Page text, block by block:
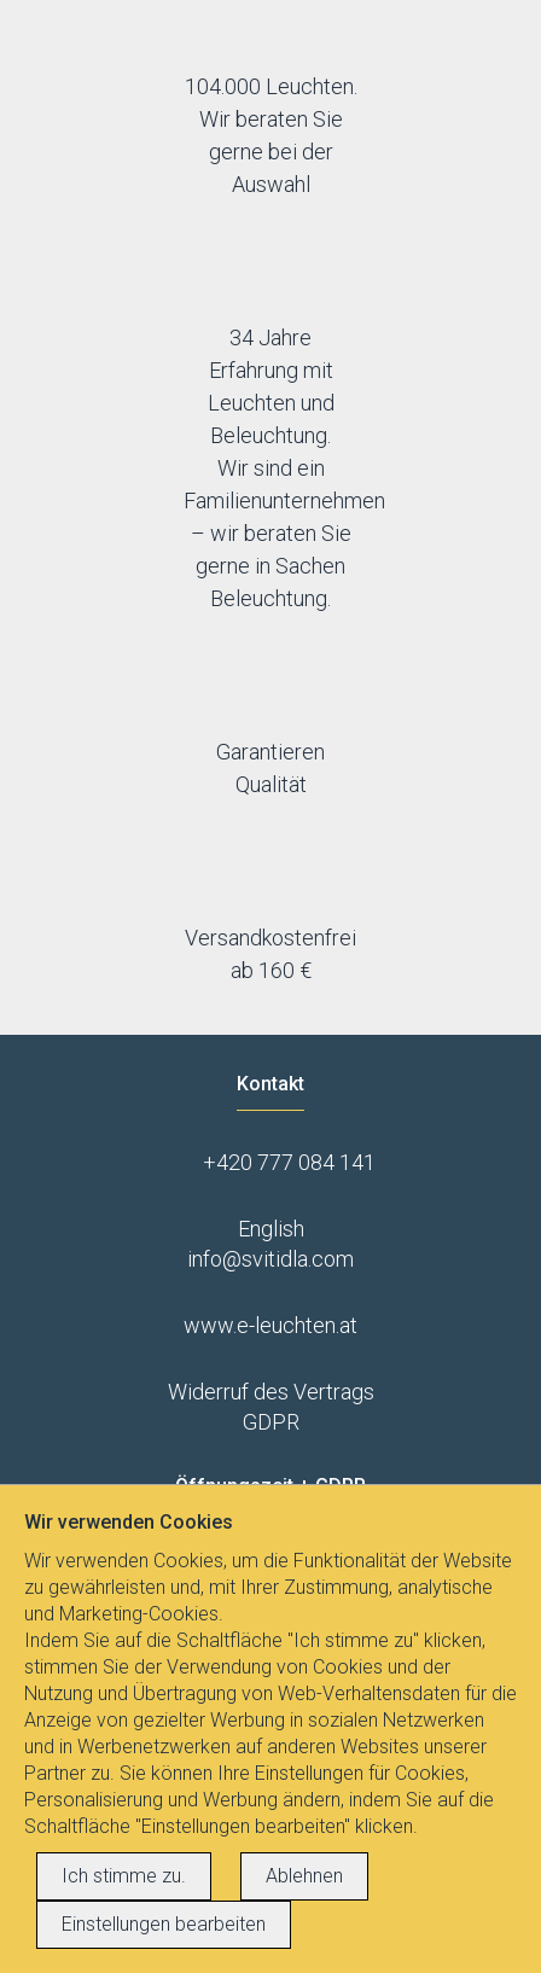
104.000 Leuchten.
Wir beraten Sie
gerne bei der
Auswahl
34 Jahre
Erfahrung mit
Leuchten und
Beleuchtung.
Wir sind ein
Familienunternehmen
– wir beraten Sie
gerne in Sachen
Beleuchtung.
Garantieren
Qualität
Versandkostenfrei
ab 160 €
Kontakt
+420 777 084 141
English
info@svitidla.com
www.e-leuchten.at
Widerruf des Vertrags
GDPR
Öffnungszeit + GDPR
MO - FR 8:00 - 12:00
13:00 - 15:00
Datenschutz
Alle Rechte vorbehalten © 2017
LEUCHTEN.AT, Dipl.Ing. Pavel Janicek
Wir verwenden Cookies
Wir verwenden Cookies, um die Funktionalität der Website
zu gewährleisten und, mit Ihrer Zustimmung, analytische
und Marketing-Cookies.
Indem Sie auf die Schaltfläche "Ich stimme zu" klicken,
stimmen Sie der Verwendung von Cookies und der
Nutzung und Übertragung von Web-Verhaltensdaten für die
Anzeige von gezielter Werbung in sozialen Netzwerken
und in Werbenetzwerken auf anderen Websites unserer
Partner zu. Sie können Ihre Einstellungen für Cookies,
Personalisierung und Werbung ändern, indem Sie auf die
Schaltfläche "Einstellungen bearbeiten" klicken.
Ich stimme zu. Ablehnen
Einstellungen bearbeiten